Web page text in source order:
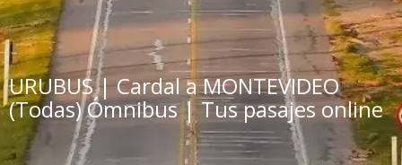
URUBUS | Cardal a MONTEVIDEO
(Todas) Ómnibus | Tus pasajes online